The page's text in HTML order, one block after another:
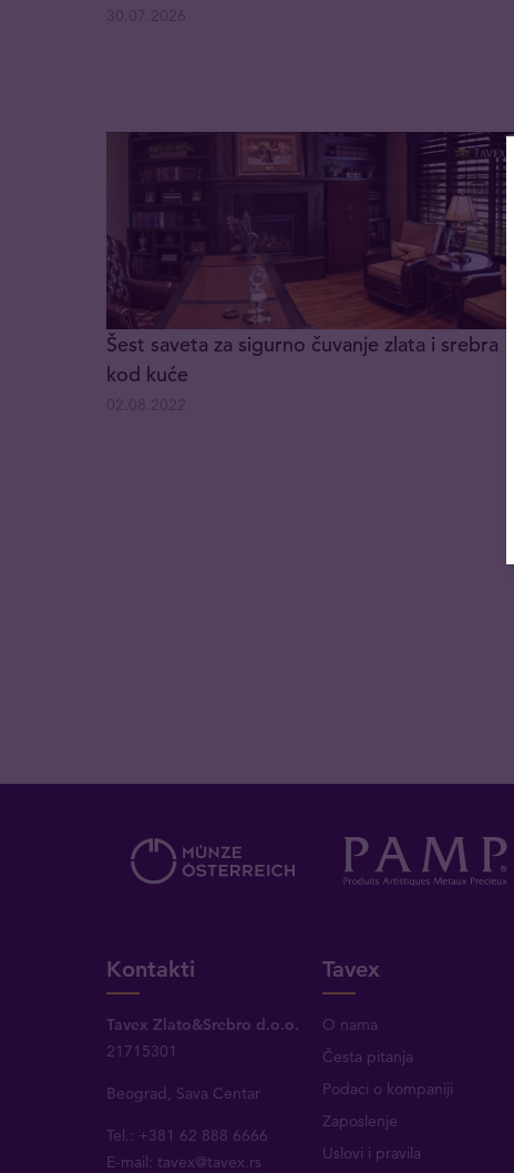
Šest saveta za sigurno čuvanje zlata i srebra
kod kuće
Kontakti
Tavex Zlato&Srebro d.o.o.
21715301
Beograd, Sava Centar
Tel.: +381 62 888 6666
E-mail:tavex@tavex.rs
Tavex
O nama
Česta pitanja
Podaci o kompaniji
Zaposlenje
Uslovi i pravila